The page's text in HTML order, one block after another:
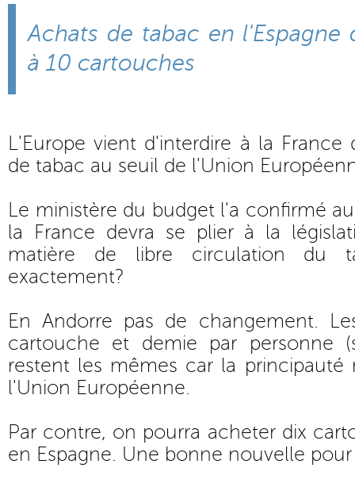
Achats de tabac en l'Espagne
à 10 cartouches
L'Europe vient d'interdire à la France
de tabac au seuil de l'Union
Le ministère du budget l'a confirmé
la France devra se plier à la
matière de libre circulation du
exactement?
En Andorre pas de changement.
cartouche et demie par personne
restent les mêmes car la principauté
l'Union Européenne.
Par contre, on pourra acheter dix
en Espagne. Une bonne nouvelle